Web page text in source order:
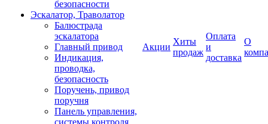
безопасности
Эскалатор, Траволатор
Балюстрада
эскалатора
Главный привод
Индикация,
проводка,
безопасность
Поручень, привод
поручня
Панель управления,
системы контроля
Акции
Хиты
продаж
Оплата
и
доставка
О